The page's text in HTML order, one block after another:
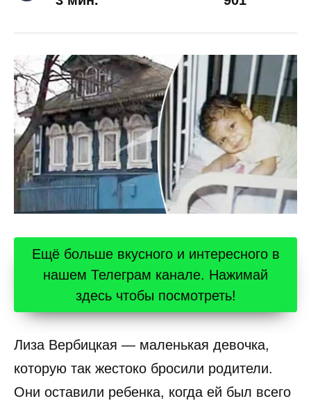
Ещё больше вкусного и интересного в
нашем Телеграм канале. Нажимай
здесь чтобы посмотреть!
Лиза Вербицкая — маленькая девочка,
которую так жестоко бросили родители.
Они оставили ребенка, когда ей был всего